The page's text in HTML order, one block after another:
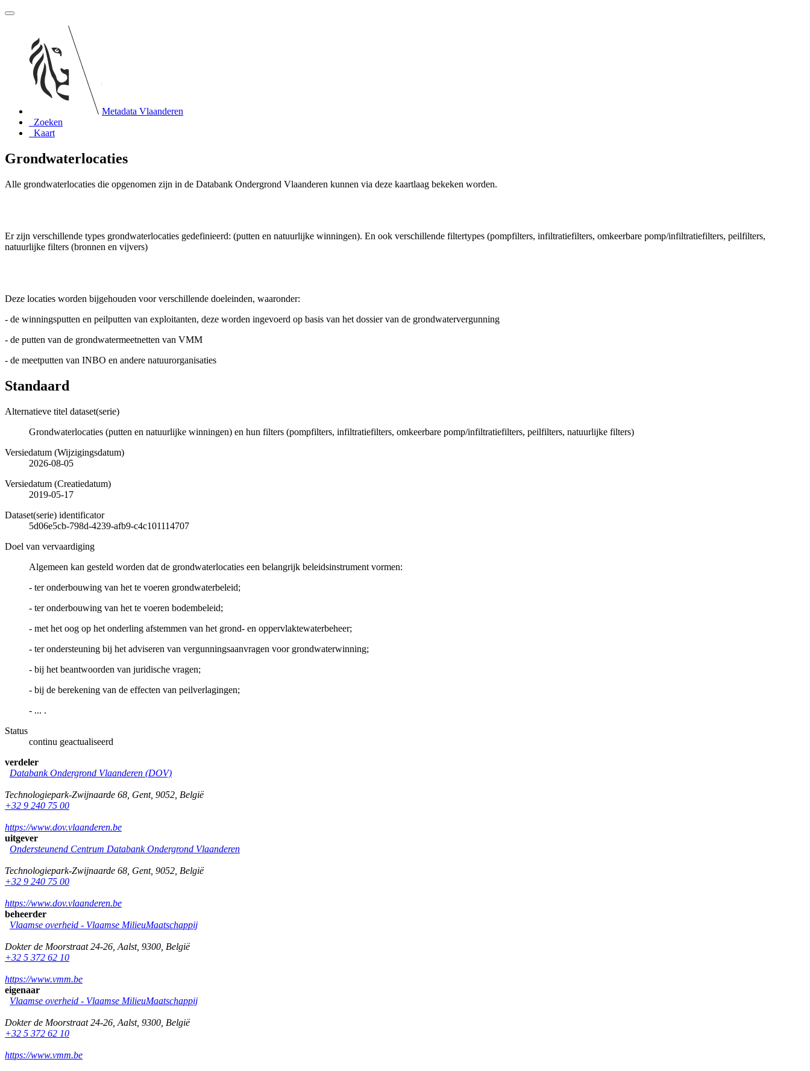
Metadata Vlaanderen
Zoeken
Kaart
Grondwaterlocaties
Alle grondwaterlocaties die opgenomen zijn in de Databank Ondergrond Vlaanderen kunnen via deze kaartlaag bekeken worden.
Er zijn verschillende types grondwaterlocaties gedefinieerd: (putten en natuurlijke winningen). En ook verschillende filtertypes (pompfilters, infiltratiefilters, omkeerbare pomp/infiltratiefilters, peilfilters,
natuurlijke filters (bronnen en vijvers)
Deze locaties worden bijgehouden voor verschillende doeleinden, waaronder:
- de winningsputten en peilputten van exploitanten, deze worden ingevoerd op basis van het dossier van de grondwatervergunning
- de putten van de grondwatermeetnetten van VMM
- de meetputten van INBO en andere natuurorganisaties
Standaard
Alternatieve titel dataset(serie)
Grondwaterlocaties (putten en natuurlijke winningen) en hun filters (pompfilters, infiltratiefilters, omkeerbare pomp/infiltratiefilters, peilfilters, natuurlijke filters)
Versiedatum (Wijzigingsdatum)
2026-08-05
Versiedatum (Creatiedatum)
2019-05-17
Dataset(serie) identificator
5d06e5cb-798d-4239-afb9-c4c101114707
Doel van vervaardiging
Algemeen kan gesteld worden dat de grondwaterlocaties een belangrijk beleidsinstrument vormen:
- ter onderbouwing van het te voeren grondwaterbeleid;
- ter onderbouwing van het te voeren bodembeleid;
- met het oog op het onderling afstemmen van het grond- en oppervlaktewaterbeheer;
- ter ondersteuning bij het adviseren van vergunningsaanvragen voor grondwaterwinning;
- bij het beantwoorden van juridische vragen;
- bij de berekening van de effecten van peilverlagingen;
- ... .
Status
continu geactualiseerd
verdeler
Databank Ondergrond Vlaanderen (DOV)
Technologiepark-Zwijnaarde 68 Gent, 9052 België
+32 9 240 75 00
https://www.dov.vlaanderen.be
uitgever
Ondersteunend Centrum Databank Ondergrond Vlaanderen
Technologiepark-Zwijnaarde 68 Gent, 9052 België
+32 9 240 75 00
https://www.dov.vlaanderen.be
beheerder
Vlaamse overheid - Vlaamse MilieuMaatschappij
Dokter de Moorstraat 24-26 Aalst, 9300 België
+32 5 372 62 10
https://www.vmm.be
eigenaar
Vlaamse overheid - Vlaamse MilieuMaatschappij
Dokter de Moorstraat 24-26 Aalst, 9300 België
+32 5 372 62 10
https://www.vmm.be